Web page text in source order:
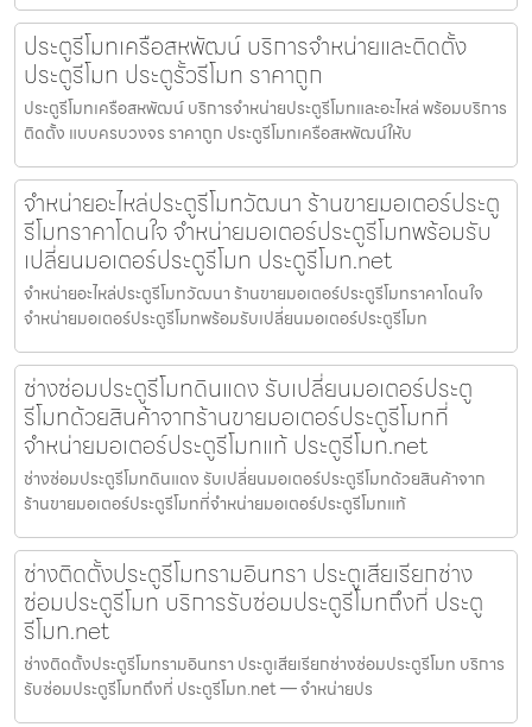
ประตูรีโมทเครือสหพัฒน์ บริการจำหน่ายและติดตั้ง
ประตูรีโมท ประตูรั้วรีโมท ราคาถูก
ประตูรีโมทเครือสหพัฒน์ บริการจำหน่ายประตูรีโมทและอะไหล่ พร้อมบริการ
ติดตั้ง แบบครบวงจร ราคาถูก ประตูรีโมทเครือสหพัฒน์ให้บ
จำหน่ายอะไหล่ประตูรีโมทวัฒนา ร้านขายมอเตอร์ประตู
รีโมทราคาโดนใจ จำหน่ายมอเตอร์ประตูรีโมทพร้อมรับ
เปลี่ยนมอเตอร์ประตูรีโมท ประตูรีโมท.net
จำหน่ายอะไหล่ประตูรีโมทวัฒนา ร้านขายมอเตอร์ประตูรีโมทราคาโดนใจ
จำหน่ายมอเตอร์ประตูรีโมทพร้อมรับเปลี่ยนมอเตอร์ประตูรีโมท
ช่างซ่อมประตูรีโมทดินแดง รับเปลี่ยนมอเตอร์ประตู
รีโมทด้วยสินค้าจากร้านขายมอเตอร์ประตูรีโมทที่
จำหน่ายมอเตอร์ประตูรีโมทแท้ ประตูรีโมท.net
ช่างซ่อมประตูรีโมทดินแดง รับเปลี่ยนมอเตอร์ประตูรีโมทด้วยสินค้าจาก
ร้านขายมอเตอร์ประตูรีโมทที่จำหน่ายมอเตอร์ประตูรีโมทแท้
ช่างติดตั้งประตูรีโมทรามอินทรา ประตูเสียเรียกช่าง
ซ่อมประตูรีโมท บริการรับซ่อมประตูรีโมทถึงที่ ประตู
รีโมท.net
ช่างติดตั้งประตูรีโมทรามอินทรา ประตูเสียเรียกช่างซ่อมประตูรีโมท บริการ
รับซ่อมประตูรีโมทถึงที่ ประตูรีโมท.net — จำหน่ายปร